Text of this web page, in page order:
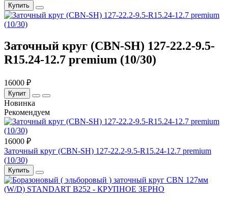
Купить
Заточный круг (CBN-SH) 127-22.2-9.5-
R15.24-12.7 premium (10/30)
16000 ₽
Купит
Новинка
Рекомендуем
16000 ₽
Заточный круг (CBN-SH) 127-22.2-9.5-R15.24-12.7 premium
(10/30)
Купить